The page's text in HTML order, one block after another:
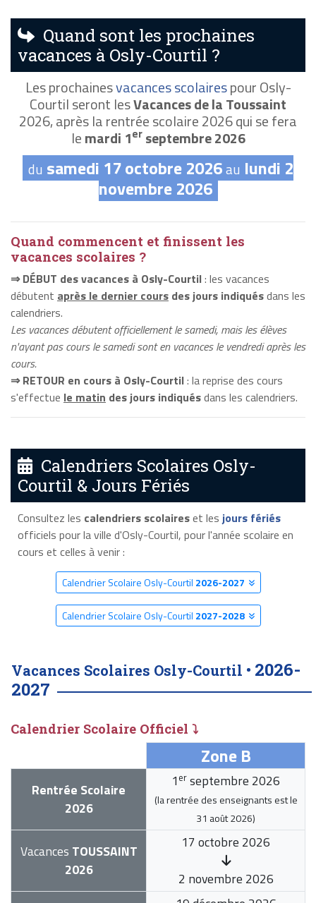
Quand sont les prochaines
vacances à Osly-Courtil ?
Les prochainesvacances scolairespour Osly-
Courtil seront lesVacances de la Toussaint
2026, après la rentrée scolaire 2026 qui se fera
lemardi 1erseptembre 2026
du samedi 17 octobre 2026au lundi 2
novembre 2026
Quand commencent et finissent les
vacances scolaires ?
⇒ DÉBUT des vacances à Osly-Courtil: les vacances
débutent après le dernier cours des jours indiquésdans les
calendriers.
Les vacances débutent officiellement le samedi, mais les élèves
n'ayant pas cours le samedi sont en vacances le vendredi après les
cours.
⇒ RETOUR en cours à Osly-Courtil: la reprise des cours
s'effectue le matin des jours indiquésdans les calendriers.
Calendriers Scolaires Osly-
Courtil & Jours Fériés
Consultez les calendriers scolaireset les jours fériés
officiels pour la ville d'Osly-Courtil, pour l'année scolaire en
cours et celles à venir :
Calendrier Scolaire Osly-Courtil 2026-2027
Calendrier Scolaire Osly-Courtil 2027-2028
Vacances Scolaires Osly-Courtil • 2026-
2027
Calendrier Scolaire Officiel ⤵
Zone B
Rentrée Scolaire
2026
1 er septembre 2026
(la rentrée des enseignants est le
31 août 2026)
Vacances TOUSSAINT
2026
17 octobre 2026
2 novembre 2026